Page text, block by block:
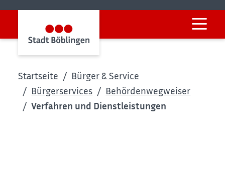
Startseite
Bürger & Service
Bürgerservices
Behördenwegweiser
Verfahren und Dienstleistungen